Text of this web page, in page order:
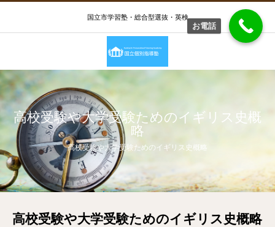
国立市学習塾・総合型選抜・英検
高校受験や大学受験ためのイギリス史概
略
高校受験や大学受験ためのイギリス史概略
高校受験や大学受験ためのイギリス史概略
お電話